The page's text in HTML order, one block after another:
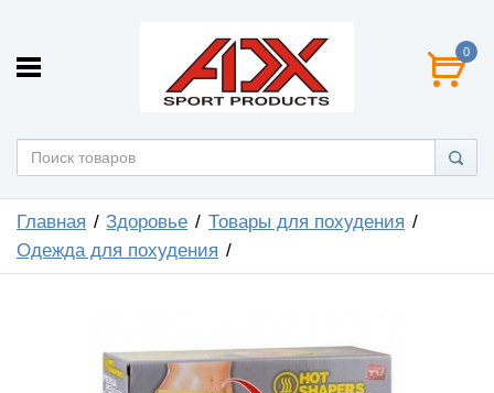
0
Главная Здоровье
Товары для похудения
Одежда для похудения